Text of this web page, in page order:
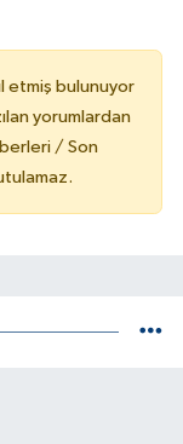
etmiş bulunuyor
yorumlardan
/ Son